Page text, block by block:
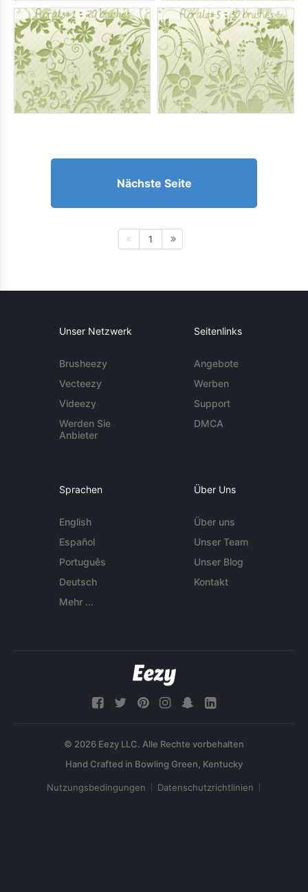
Nächste Seite
1
Unser Netzwerk
Brusheezy
Vecteezy
Videezy
Werden Sie
Anbieter
Seitenlinks
Angebote
Werben
Support
DMCA
Sprachen
English
Español
Português
Deutsch
Mehr ...
Über Uns
Über uns
Unser Team
Unser Blog
Kontakt
© 2026 Eezy LLC. Alle Rechte vorbehalten
Nutzungsbedingungen Datenschutzrichtlinien